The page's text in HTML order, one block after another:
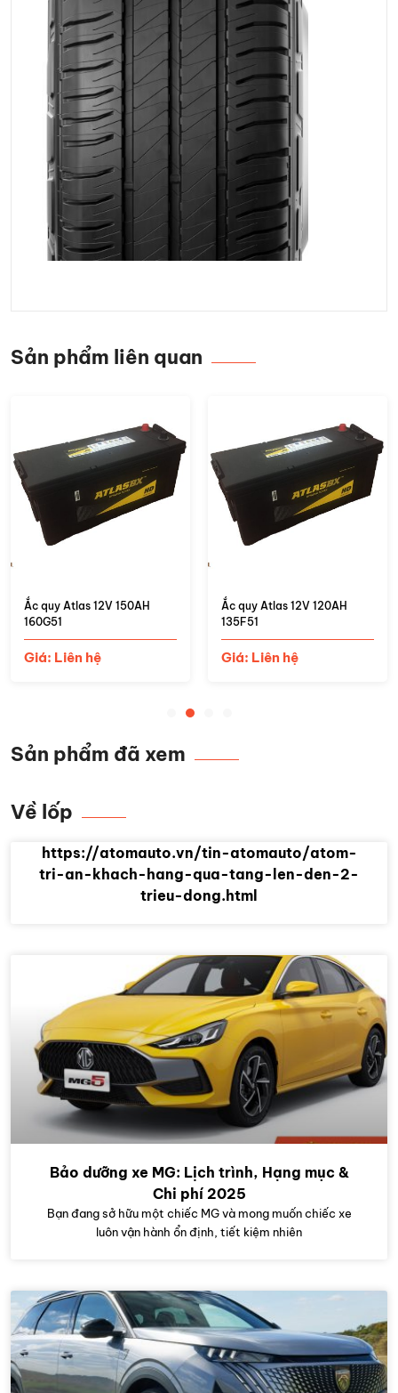
Sản phẩm liên quan
Ắc quy Atlas 12V 150AH
160G51
Giá: Liên hệ
Ắc quy Atlas 12V 120AH
135F51
Giá: Liên hệ
Sản phẩm đã xem
Về lốp
https://atomauto.vn/tin-atomauto/atom-
tri-an-khach-hang-qua-tang-len-den-2-
trieu-dong.html
Bảo dưỡng xe MG: Lịch trình, Hạng mục &
Chi phí 2025
Bạn đang sở hữu một chiếc MG và mong muốn chiếc xe
luôn vận hành ổn định, tiết kiệm nhiên